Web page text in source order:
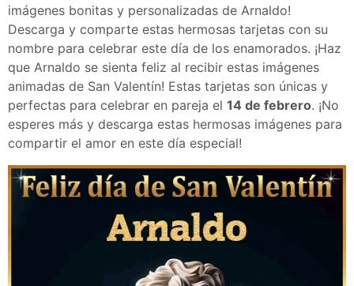
imágenes bonitas y personalizadas de Arnaldo!
Descarga y comparte estas hermosas tarjetas con su
nombre para celebrar este día de los enamorados. ¡Haz
que Arnaldo se sienta feliz al recibir estas imágenes
animadas de San Valentín! Estas tarjetas son únicas y
perfectas para celebrar en pareja el 14 de febrero. ¡No
esperes más y descarga estas hermosas imágenes para
compartir el amor en este día especial!